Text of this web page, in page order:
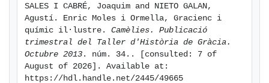
SALES I CABRÉ, Joaquim and NIETO GALAN,
Agustí. Enric Moles i Ormella, Gracienc i
químic il·lustre. Camèlies. Publicació
trimestral del Taller d'Història de Gràcia.
Octubre 2013 . núm. 34.. [consulted: 7 of
August of 2026]. Available at:
https://hdl.handle.net/2445/49665